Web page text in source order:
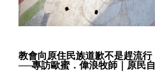
教會向原住民族道歉不是趕流行
──專訪歐蜜．偉浪牧師｜原民